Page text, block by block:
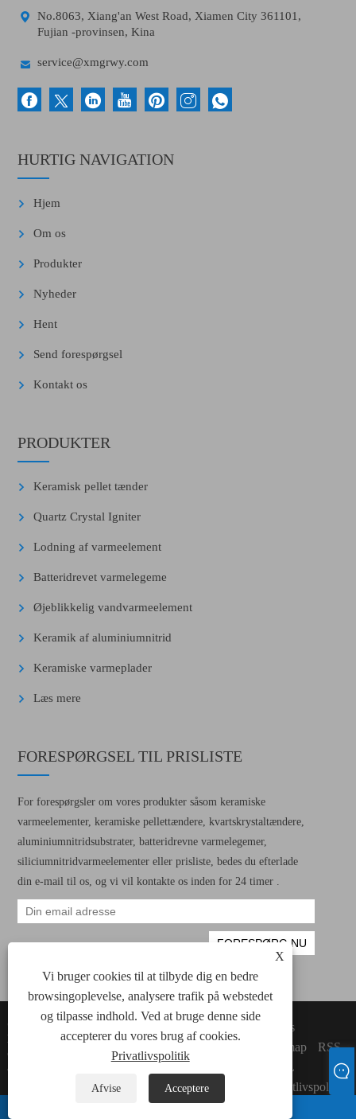
X
Vi bruger cookies til at tilbyde dig en bedre
browsingoplevelse, analysere trafik på webstedet
og tilpasse indhold. Ved at bruge denne side
accepterer du vores brug af cookies.
Privatlivspolitik
Afvise Acceptere

No.8063, Xiang'an West Road, Xiamen City 361101,
Fujian -provinsen, Kina
 service@xmgrwy.com
HURTIG NAVIGATION
Hjem
Om os
Produkter
Nyheder
Hent
Send forespørgsel
Kontakt os
PRODUKTER
Keramisk pellet tænder
Quartz Crystal Igniter
Lodning af varmeelement
Batteridrevet varmelegeme
Øjeblikkelig vandvarmeelement
Keramik af aluminiumnitrid
Keramiske varmeplader
Læs mere
FORESPØRGSEL TIL PRISLISTE
For forespørgsler om vores produkter såsom keramiske
varmeelementer, keramiske pellettændere, kvartskrystaltændere,
aluminiumnitridsubstrater, batteridrevne varmelegemer,
siliciumnitridvarmeelementer eller prisliste, bedes du efterlade
din e-mail til os, og vi vil kontakte os inden for 24 timer .
Copyright © 2022 Xiamen Green Way
Electronic Technology Co., Ltd. Alle keramiske
opvarmningselementer, keramiske pellet -
antændere rettigheder forbeholdes.
Links
Sitemap
RSS
XML
Privatlivspolitik